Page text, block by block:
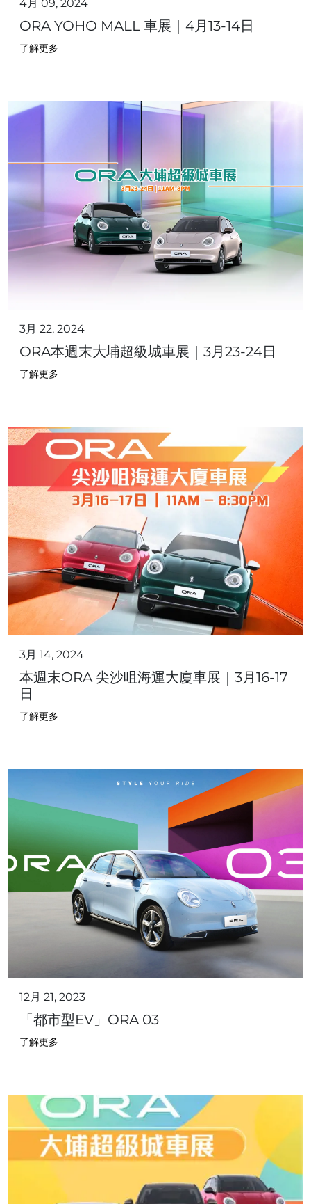
4月 09, 2024
ORA YOHO MALL 車展｜4月13-14日
了解更多
3月 22, 2024
ORA本週末大埔超級城車展｜3月23-24日
了解更多
3月 14, 2024
本週末ORA 尖沙咀海運大廈車展｜3月16-17
日
了解更多
12月 21, 2023
「都市型EV」ORA 03
了解更多